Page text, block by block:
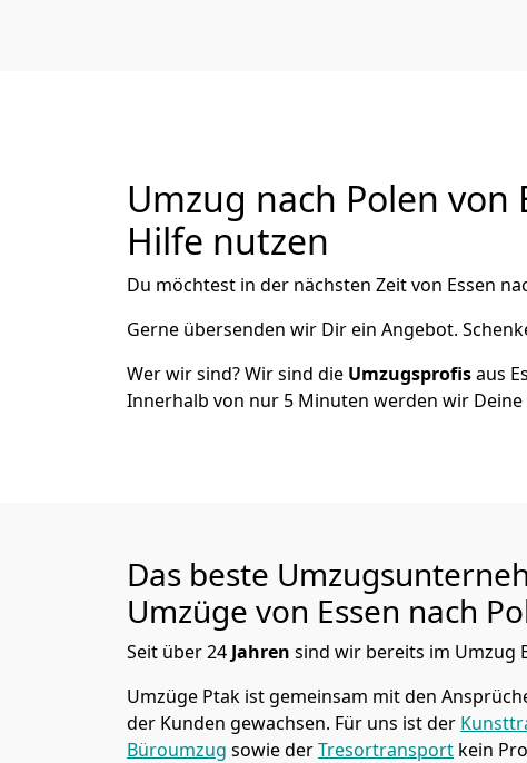
Umzug nach Polen von
Hilfe nutzen
Du möchtest in der nächsten Zeit von Essen
Gerne übersenden wir Dir ein Angebot.
Wer wir sind? Wir sind die Umzugsprofisaus
Innerhalb von nur 5 Minuten werden wir
Das beste
Umzüge von Essen nach
Seit über24 Jahren sind wir bereits im Umzug
Umzüge Ptak ist gemeinsam mit den
der Kunden gewachsen. Für uns ist der
Büroumzug sowie derTresortransport kein